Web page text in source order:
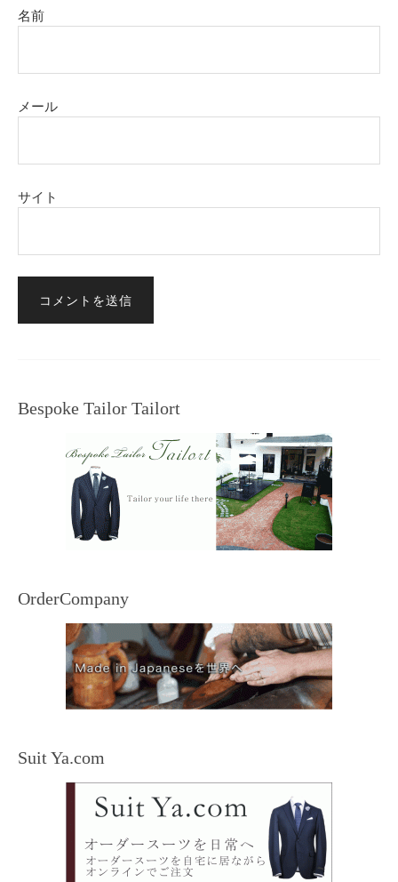
名前
メール
サイト
Bespoke Tailor Tailort
OrderCompany
Suit Ya.com